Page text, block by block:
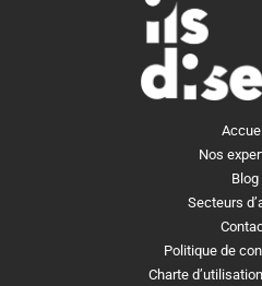
Nos
Blog
Secteurs
Politique de
Charte